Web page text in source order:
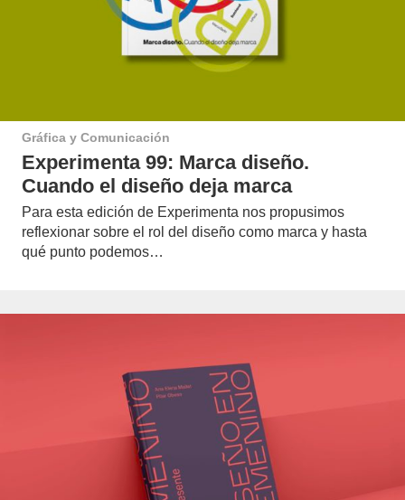
Gráfica y Comunicación
Experimenta 99: Marca diseño.
Cuando el diseño deja marca
Para esta edición de Experimenta nos propusimos
reflexionar sobre el rol del diseño como marca y hasta
qué punto podemos…